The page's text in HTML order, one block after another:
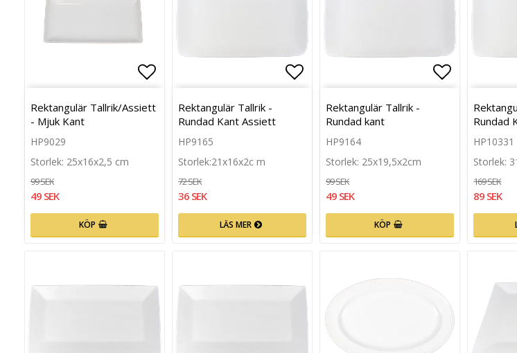
Lägg till i favoritlistan
Rektangulär Tallrik/Assiett
- Mjuk Kant
HP9029
Storlek: 25x16x2,5 cm
99 SEK
49 SEK
KÖP
Lägg till i favoritlistan
Rektangulär Tallrik -
Rundad Kant Assiett
HP9165
Storlek:21x16x2c m
72 SEK
36 SEK
LÄS MER
Lägg till i
Rektangulär Tallrik -
Rundad kant
HP9164
Storlek: 25x19,5x2cm
99 SEK
49 SEK
KÖP
Rundad
HP10331
Storlek:
169 SEK
89 SEK